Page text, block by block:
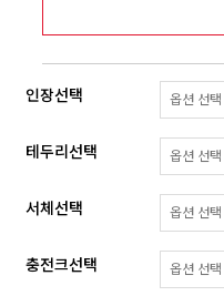
인장선택
테두리선택
서체선택
충전크선택